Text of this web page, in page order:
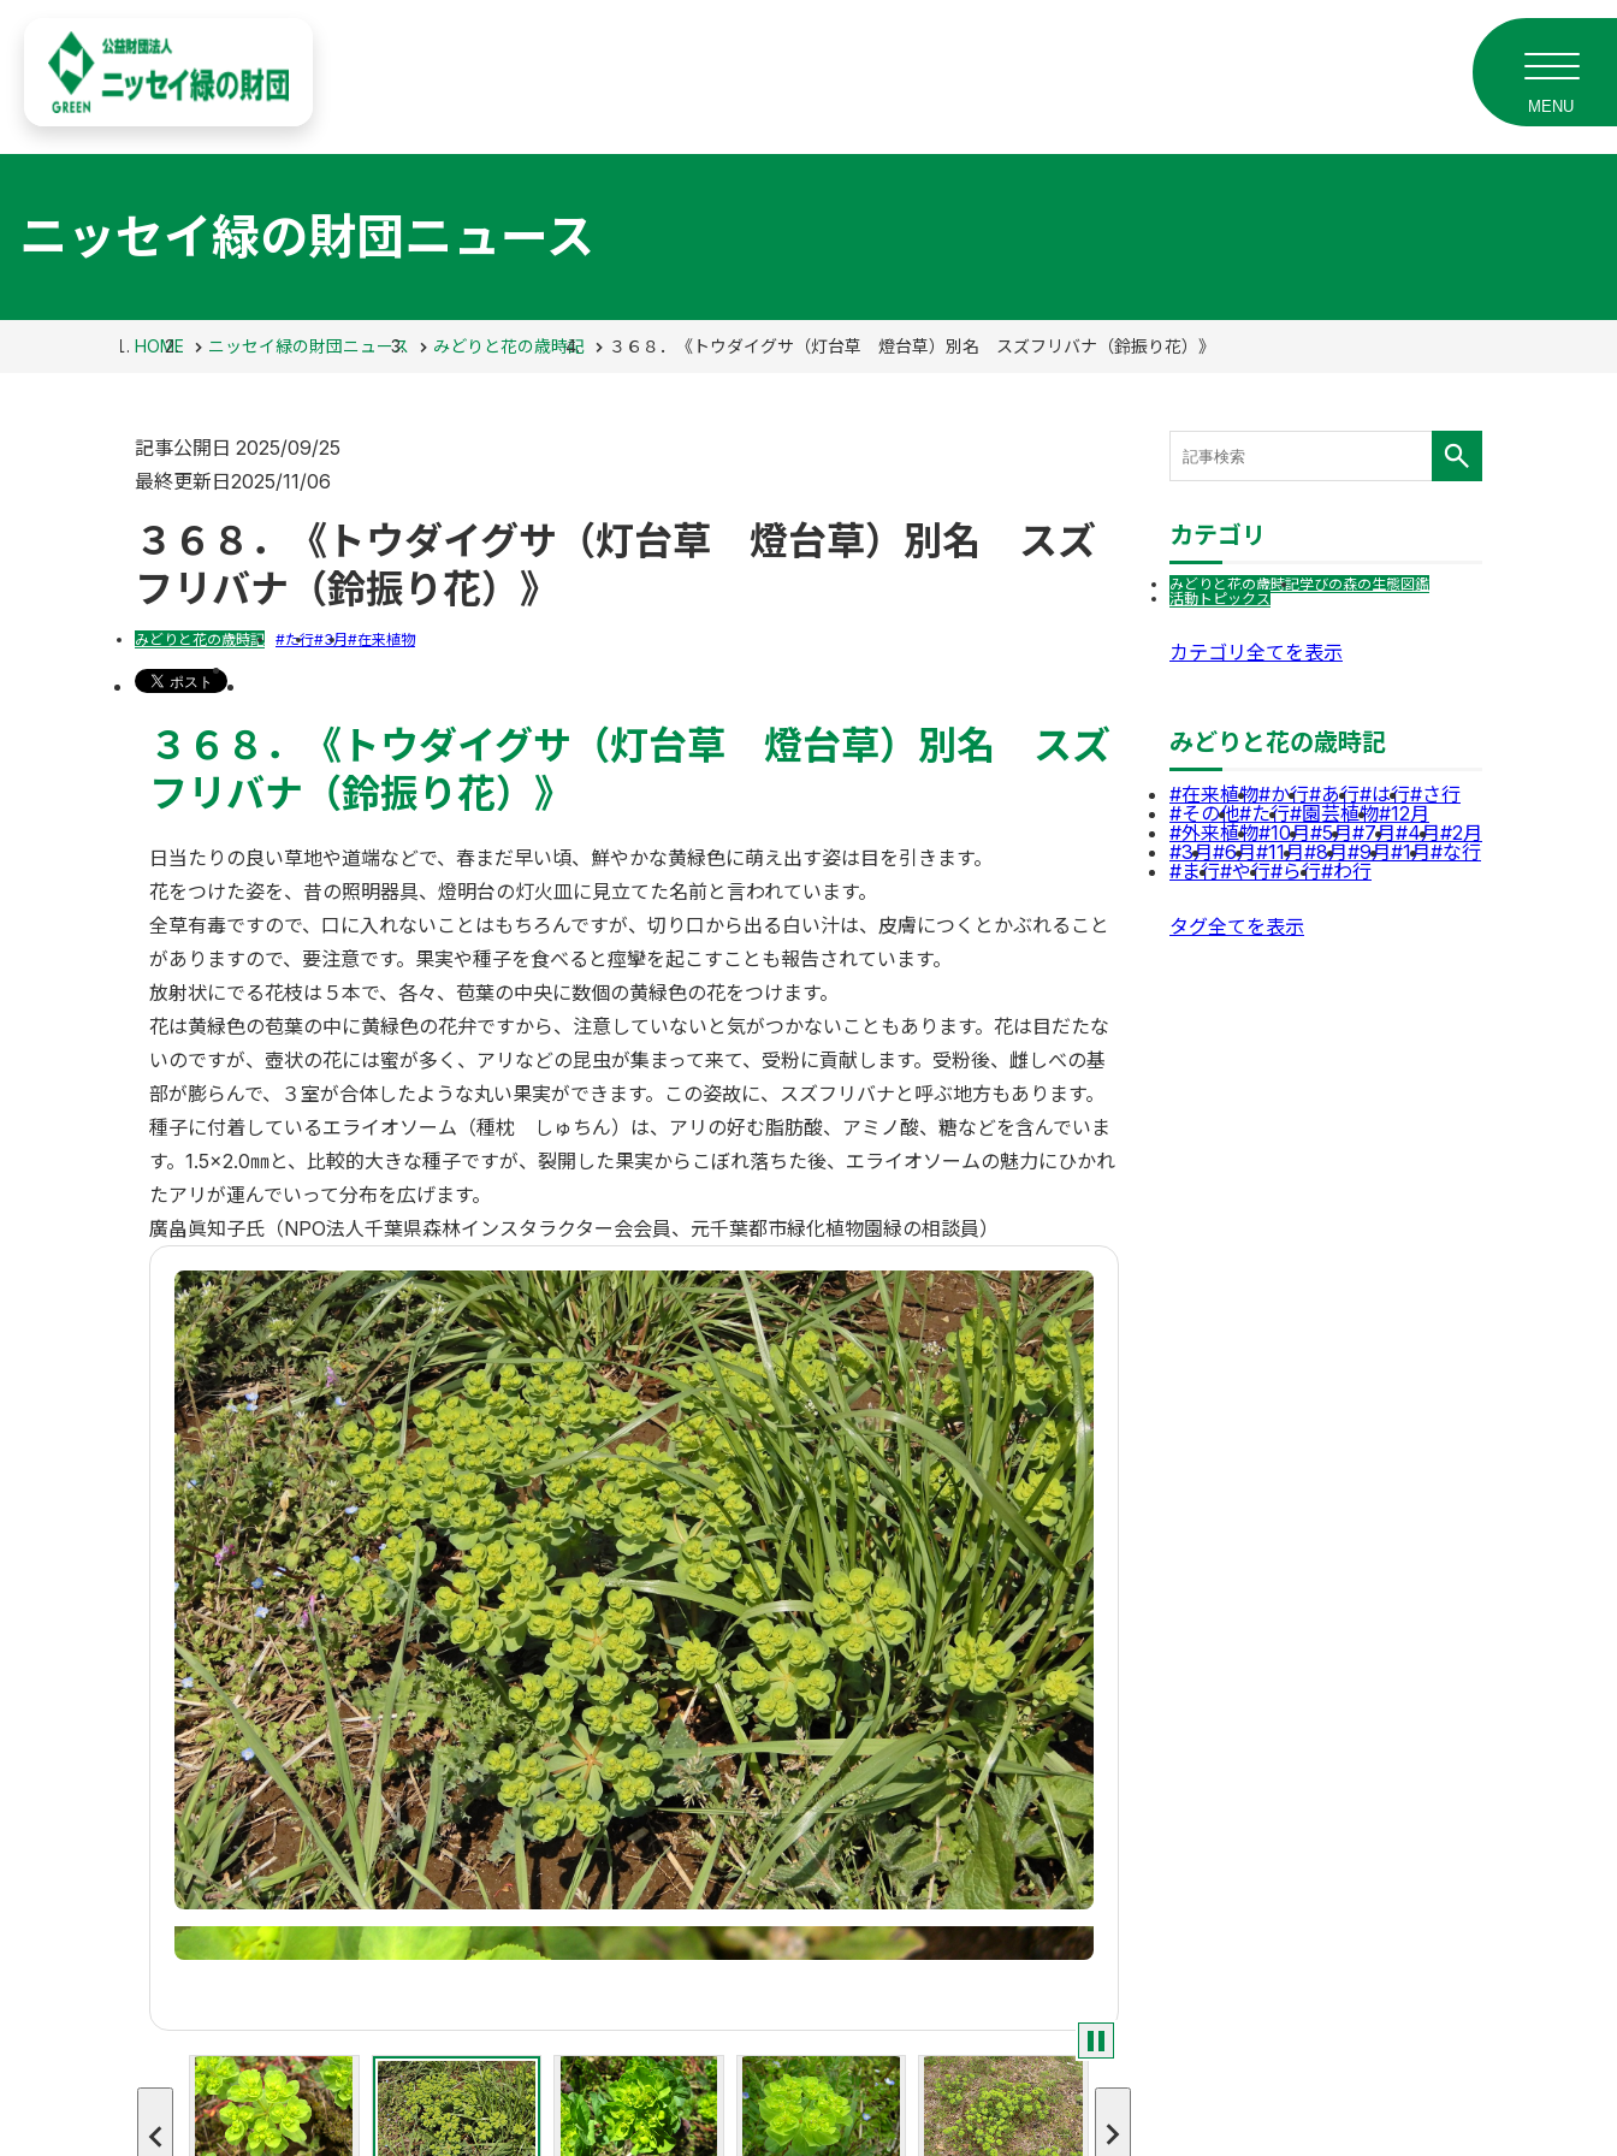
MENU
ニッセイ緑の財団ニュース
HOME ニッセイ緑の財団ニュース みどりと花の歳時記 ３６８．《トウダイグサ（灯台草 燈台草）別名 スズフリバナ（鈴振り花）》
記事公開日 2025/09/25
最終更新日2025/11/06
３６８．《トウダイグサ（灯台草 燈台草）別名 スズ
フリバナ（鈴振り花）》
みどりと花の歳時記 た行 3月 在来植物
３６８．《 トウダイグサ（灯台草 燈台草）別名 スズ
フリバナ（鈴振り花） 》
日当たりの良い草地や道端などで、春まだ早い頃、鮮やかな黄緑色に萌え出す姿は目を引きます。
花をつけた姿を、昔の照明器具、燈明台の灯火皿に見立てた名前と言われています。
全草有毒ですので、口に入れないことはもちろんですが、切り口から出る白い汁は、皮膚につくとかぶれること
がありますので、要注意です。果実や種子を食べると痙攣を起こすことも報告されています。
放射状にでる花枝は５本で、各々、苞葉の中央に数個の黄緑色の花をつけます。
花は黄緑色の苞葉の中に黄緑色の花弁ですから、注意していないと気がつかないこともあります。花は目だたな
いのですが、壺状の花には蜜が多く、アリなどの昆虫が集まって来て、受粉に貢献します。受粉後、雌しべの基
部が膨らんで、３室が合体したような丸い果実ができます。この姿故に、スズフリバナと呼ぶ地方もあります。
種子に付着しているエライオソーム（種枕 しゅちん）は、アリの好む脂肪酸、アミノ酸、糖などを含んでいま
す。1.5×2.0㎜と、比較的大きな種子ですが、裂開した果実からこぼれ落ちた後、エライオソームの魅力にひかれ
たアリが運んでいって分布を広げます。
廣畠眞知子氏（NPO法人千葉県森林インスタラクター会会員、元千葉都市緑化植物園緑の相談員）
カテゴリ
みどりと花の歳時記学びの森の生態図鑑
活動トピックス
カテゴリ全てを表示
みどりと花の歳時記
在来植物 か行 あ行 は行 さ行
その他 た行 園芸植物 12月
外来植物 10月 5月 7月 4月 2月
3月 6月 11月 8月 9月 1月
な行
ま行 や行 ら行 わ行
タグ全てを表示